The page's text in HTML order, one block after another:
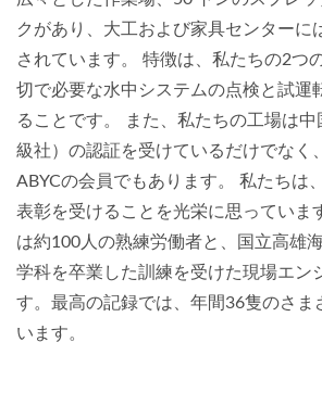
クがあり、大工および家具センターに
されています。 特徴は、私たちの2つ
切で必要な水中システムの点検と試運
ることです。 また、私たちの工場は中
級社）の認証を受けているだけでなく
ABYCの会員でもあります。 私たちは
表彰を受けることを光栄に思っていま
は約100人の熟練労働者と、国立高雄
学科を卒業した訓練を受けた現場エン
す。最高の記録では、年間36隻のさま
います。